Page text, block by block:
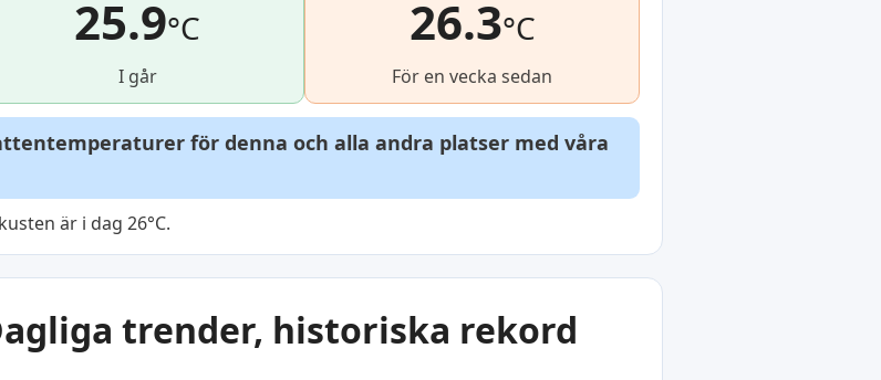
25.9°C
I går
26.3°C
För en vecka sedan
för denna och alla andra platser med våra
är i dag 26°C.
trender, historiska rekord